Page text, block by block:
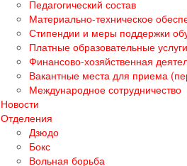
Педагогический состав
Материально-техническое
Стипендии и меры поддержки
Платные образовательные услуги
Финансово-хозяйственная
Вакантные места для приема
Международное сотрудничество
Новости
Отделения
Дзюдо
Бокс
Вольная борьба